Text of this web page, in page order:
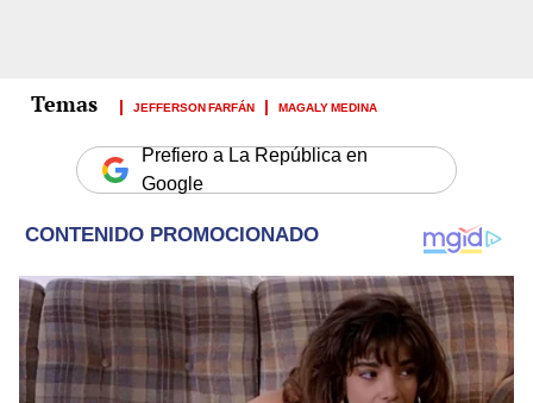
JEFFERSON FARFÁN MAGALY MEDINA
Prefiero a La República en
Google